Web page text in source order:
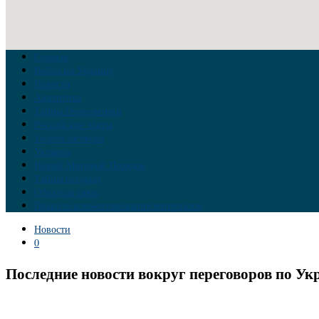
Главная
Война на Украине
Новости
Аналитика
Тайны Геополитики
Российские элиты
Теория заговора
Украина
Новый Мировой Порядок
Тайны истории
Обратная связь
Правила комментирования материалов
Новости
0
Последние новости вокруг переговоров по